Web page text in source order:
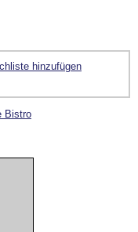
hinzufügen
Bistro